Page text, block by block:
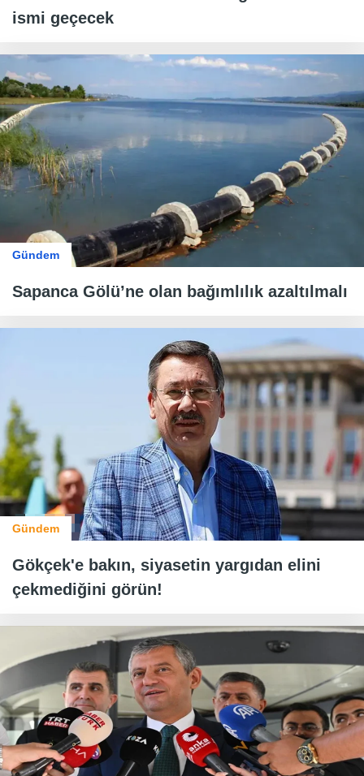
ismi geçecek
Gündem
Sapanca Gölü’ne olan bağımlılık azaltılmalı
Gündem
Gökçek'e bakın, siyasetin yargıdan elini
çekmediğini görün!